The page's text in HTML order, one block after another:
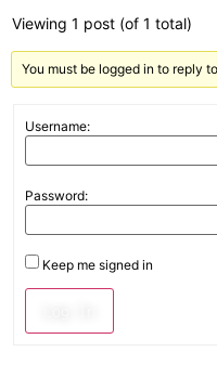
Viewing 1 post (of 1 total)
You must be logged in to reply
Username:
Password:
Keep me signed in